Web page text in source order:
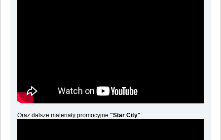
Oraz dalsze materiały promocyjne "Star City":